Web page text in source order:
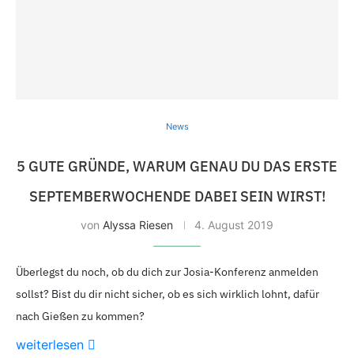
News
5 GUTE GRÜNDE, WARUM GENAU DU DAS ERSTE
SEPTEMBERWOCHENDE DABEI SEIN WIRST!
von Alyssa Riesen 4. August 2019
Überlegst du noch, ob du dich zur Josia-Konferenz anmelden
sollst? Bist du dir nicht sicher, ob es sich wirklich lohnt, dafür
nach Gießen zu kommen?
weiterlesen